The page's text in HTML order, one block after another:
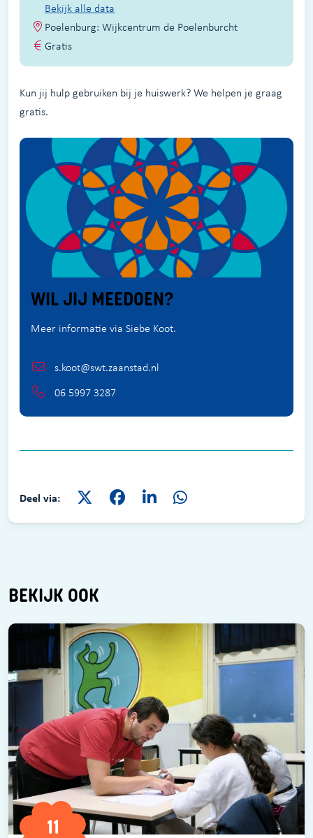
Bekijk alle data
Poelenburg: Wijkcentrum de Poelenburcht
Gratis
Kun jij hulp gebruiken bij je huiswerk? We helpen je graag
gratis.
WIL JIJ MEEDOEN?
Meer informatie via Siebe Koot.
s.koot@swt.zaanstad.nl
06 5997 3287
Deel via:
BEKIJK OOK
11